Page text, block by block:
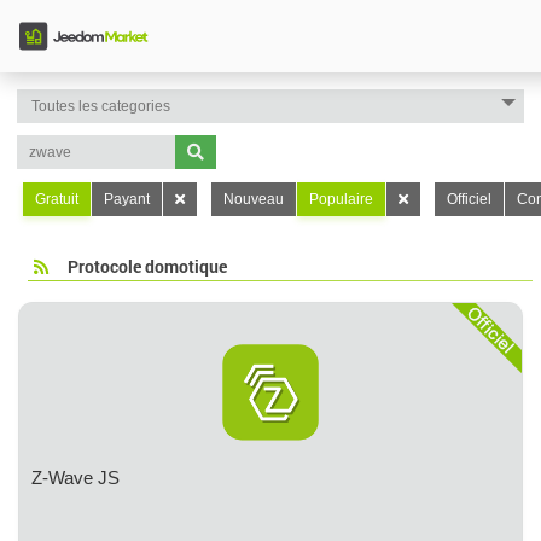
Gratuit Payant Nouveau Populaire Officiel
Protocole domotique
Z-Wave JS